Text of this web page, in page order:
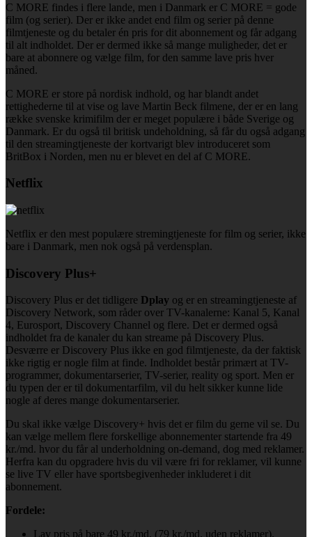
C MORE findes i flere lande, men i Danmark er C MORE = gode
film (og serier). Der er ikke andet end film og serier på denne
filmtjeneste og du betaler én pris for dit abonnement og får adgang
til alt indholdet. Der er dermed ikke så mange muligheder, det er
bare at abonnere og vælge film, for den samme lave pris hver
måned.
C MORE er store på nordisk indhold, og har blandt andet
rettighederne til at vise og lave Martin Beck filmene, der er en lang
række svenske krimifilm der er meget populære i både Sverige og
Danmark. Er du også til britisk undeholdning, så får du også adgang
til den streamingtjeneste der kortvarigt blev introduceret som
BritBox i Norden, men nu er blevet en del af C MORE.
Netflix
Netflix er den mest populære stremingtjeneste for film og serier, ikke
bare i Danmark, men nok også på verdensplan.
Discovery Plus+
Discovery Plus er det tidligere Dplay og er en streamingtjeneste af
Discovery Network, som råder over TV-kanalerne: Kanal 5, Kanal
4, Eurosport, Discovery Channel og flere. Det er dermed også
indholdet fra de kanaler du kan streame på Discovery Plus.
Desværre er Discovery Plus ikke en god filmtjeneste, da der faktisk
ikke rigtig er nogle film at finde. Indholdet består primært at TV-
programmer, dokumentarserier, TV-serier, reality og sport. Men er
du typen der er til dokumentarfilm, vil du helt sikker kunne lide
nogle af deres mange dokumentarserier.
Du skal ikke vælge Discovery+ hvis det er film du gerne vil se. Du
kan vælge mellem flere forskellige abonnementer startende fra 49
kr./md. hvor du får al underholdning on-demand, dog med reklamer.
Herfra kan du opgradere hvis du vil være fri for reklamer, vil kunne
se live TV eller have sportsbegivenheder inkluderet i dit
abonnement.
Fordele:
Lav pris på bare 49 kr./md. (79 kr./md. uden reklamer).